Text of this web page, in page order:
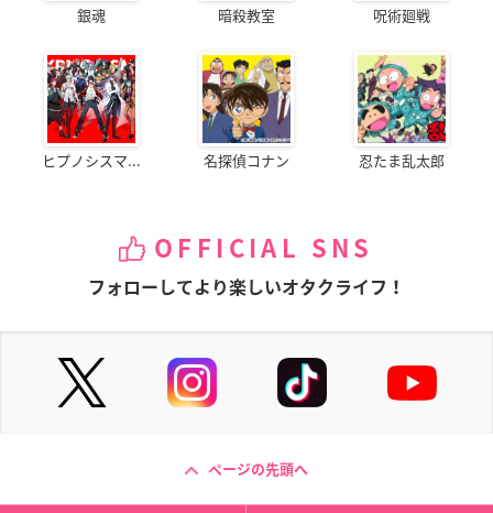
銀魂 暗殺教室 呪術廻戦
ヒプノシスマ... 名探偵コナン 忍たま乱太郎
OFFICIAL SNS
フォローしてより楽しいオタクライフ！
ページの先頭へ